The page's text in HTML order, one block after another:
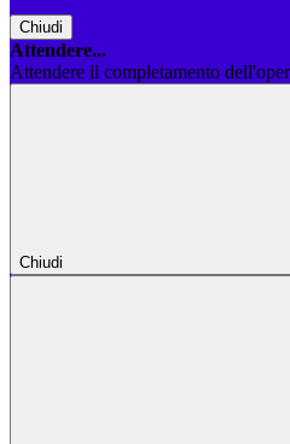
Chiudi
Attendere...
Attendere il completamento
Chiudi